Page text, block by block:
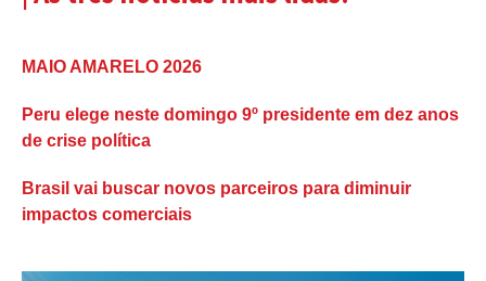
MAIO AMARELO 2026
Peru elege neste domingo 9º presidente em dez anos
de crise política
Brasil vai buscar novos parceiros para diminuir
impactos comerciais